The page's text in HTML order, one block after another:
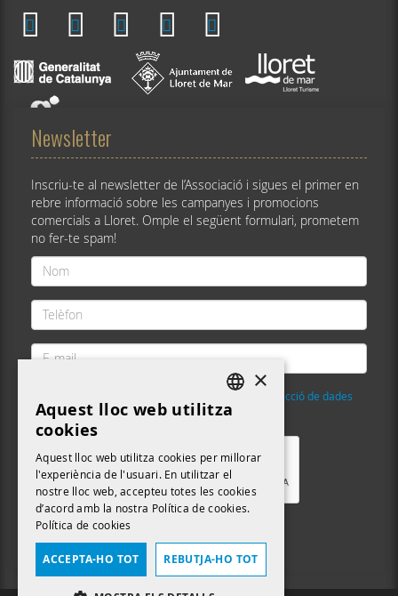
Newsletter
Inscriu-te al newsletter de l’Associació i sigues el primer en
rebre informació sobre les campanyes i promocions
comercials a Lloret. Omple el següent formulari, prometem
no fer-te spam!
Nom
*
Telèfon
*
E-
Política de privacitat i protecció de dades
Validació
Enviar
DEFAULT LANGUAGE
×
Aquest lloc web utilitza
cookies
Aquest lloc web utilitza cookies per millorar
l'experiència de l'usuari. En utilitzar el
nostre lloc web, accepteu totes les cookies
d’acord amb la nostra Política de cookies.
Política de cookies
ACCEPTA-HO TOT REBUTJA-HO TOT